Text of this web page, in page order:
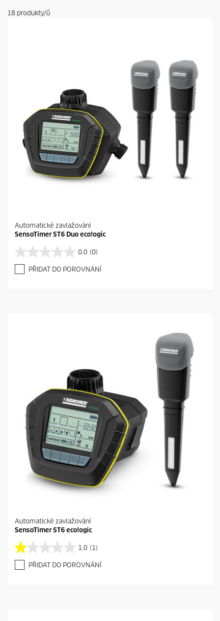
18 produkty/ů
Automatické zavlažování
SensoTimer ST6 Duo eco!ogic
0.0 (0)
0
.
0
PŘIDAT DO POROVNÁNÍ
Automatické zavlažování
SensoTimer ST6 eco!ogic
1.0 (1)
1
.
0
PŘIDAT DO POROVNÁNÍ